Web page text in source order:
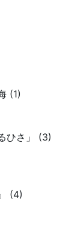
(1)
ひさ」 (3)
(4)